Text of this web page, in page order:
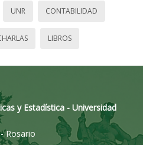
UNR CONTABILIDAD
LIBROS
y Estadística - Universidad
Rosario